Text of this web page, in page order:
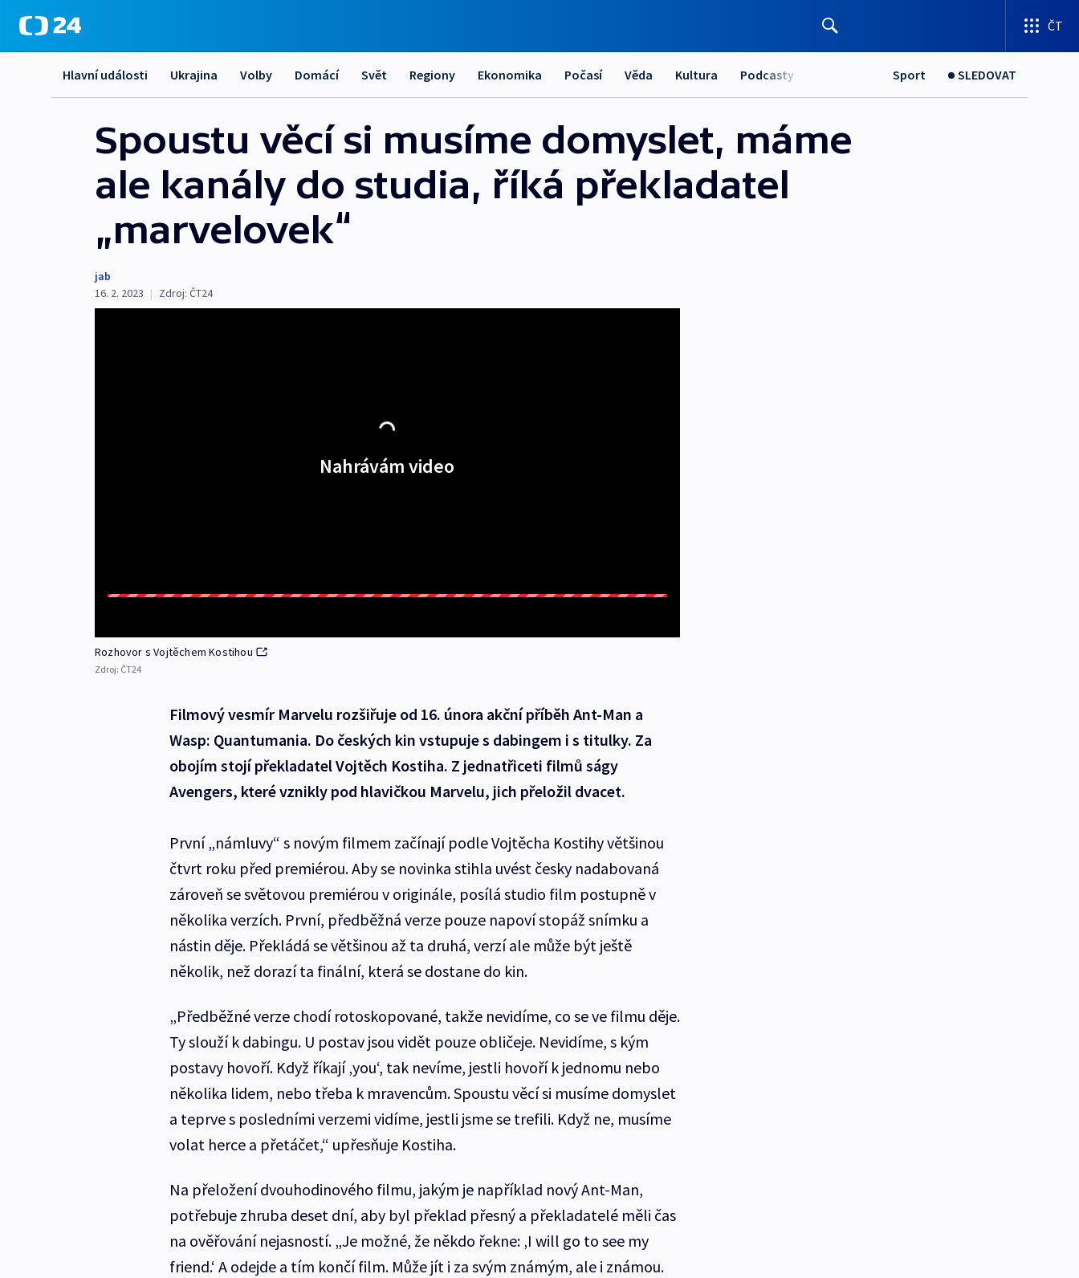
ČT
Hlavní události Ukrajina Volby Domácí Svět Regiony Ekonomika Počasí Věda Kultura Podcasty Sport SLEDOVAT
Spoustu věcí si musíme domyslet, máme
ale kanály do studia, říká překladatel
„marvelovek“
jab
16. 2. 2023 | Zdroj: ČT24
Nahrávám video
Rozhovor s Vojtěchem Kostihou
Zdroj: ČT24
Filmový vesmír Marvelu rozšiřuje od 16. února akční příběh Ant-Man a
Wasp: Quantumania. Do českých kin vstupuje s dabingem i s titulky. Za
obojím stojí překladatel Vojtěch Kostiha. Z jednatřiceti filmů ságy
Avengers, které vznikly pod hlavičkou Marvelu, jich přeložil dvacet.
První „námluvy“ s novým filmem začínají podle Vojtěcha Kostihy většinou
čtvrt roku před premiérou. Aby se novinka stihla uvést česky nadabovaná
zároveň se světovou premiérou v originále, posílá studio film postupně v
několika verzích. První, předběžná verze pouze napoví stopáž snímku a
nástin děje. Překládá se většinou až ta druhá, verzí ale může být ještě
několik, než dorazí ta finální, která se dostane do kin.
„Předběžné verze chodí rotoskopované, takže nevidíme, co se ve filmu děje.
Ty slouží k dabingu. U postav jsou vidět pouze obličeje. Nevidíme, s kým
postavy hovoří. Když říkají ‚you‘, tak nevíme, jestli hovoří k jednomu nebo
několika lidem, nebo třeba k mravencům. Spoustu věcí si musíme domyslet
a teprve s posledními verzemi vidíme, jestli jsme se trefili. Když ne, musíme
volat herce a přetáčet,“ upřesňuje Kostiha.
Na přeložení dvouhodinového filmu, jakým je například nový Ant-Man,
potřebuje zhruba deset dní, aby byl překlad přesný a překladatelé měli čas
na ověřování nejasností. „Je možné, že někdo řekne: ‚I will go to see my
friend.‘ A odejde a tím končí film. Může jít i za svým známým, ale i známou.